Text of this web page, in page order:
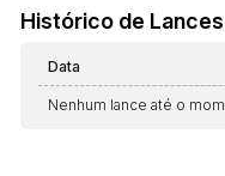
Histórico de Lances
Data
Nenhum lance até o